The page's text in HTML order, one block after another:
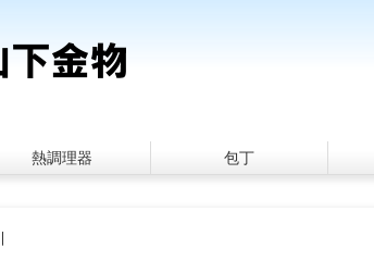
熱調理器 包丁